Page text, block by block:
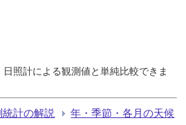
照計による観測値と単純比較できま
計の解説 年・季節・各月の天候